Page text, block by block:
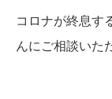
コロナが終息す
んにご相談いた